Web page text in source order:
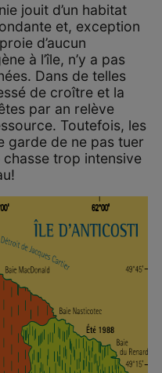
jouit d’un habitat
et, exception
d’aucun
à l’île, n’y a pas
Dans de telles
de croître et la
par an relève
Toutefois, les
garde de ne pas tuer
trop intensive